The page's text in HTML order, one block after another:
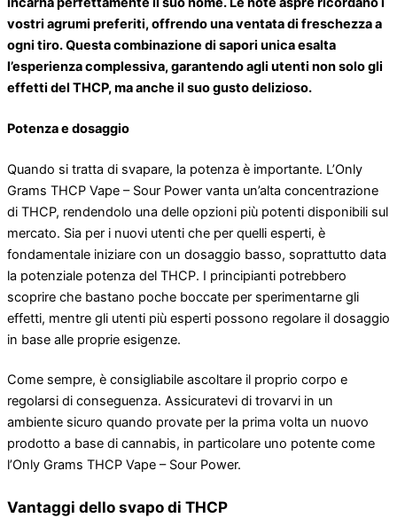
vostri agrumi preferiti, offrendo una ventata di freschezza a
ogni tiro. Questa combinazione di sapori unica esalta
l’esperienza complessiva, garantendo agli utenti non solo gli
effetti del THCP, ma anche il suo gusto delizioso.
Potenza e dosaggio
Quando si tratta di svapare, la potenza è importante. L’Only
Grams THCP Vape – Sour Power vanta un’alta concentrazione
di THCP, rendendolo una delle opzioni più potenti disponibili sul
mercato. Sia per i nuovi utenti che per quelli esperti, è
fondamentale iniziare con un dosaggio basso, soprattutto data
la potenziale potenza del THCP. I principianti potrebbero
scoprire che bastano poche boccate per sperimentarne gli
effetti, mentre gli utenti più esperti possono regolare il dosaggio
in base alle proprie esigenze.
Come sempre, è consigliabile ascoltare il proprio corpo e
regolarsi di conseguenza. Assicuratevi di trovarvi in ​​un
ambiente sicuro quando provate per la prima volta un nuovo
prodotto a base di cannabis, in particolare uno potente come
l’Only Grams THCP Vape – Sour Power.
Vantaggi dello svapo di THCP